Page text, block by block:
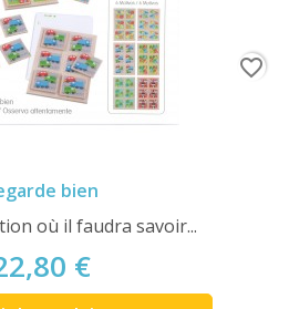
bien
où il faudra savoir...
€
favorite_border